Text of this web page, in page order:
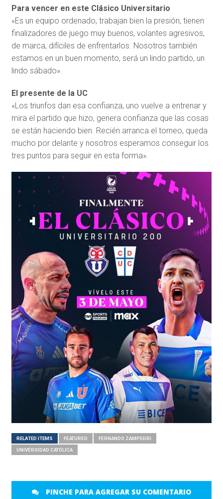
Para vencer en este Clásico Universitario
«Es un equipo ordenado, trabajan bien la presión, tienen
finalizadores de juego muy buenos, volantes agresivos,
de marca, difíciles de enfrentarlos. Nosotros también
estamos en un buen momento, será un lindo partido, un
lindo sábado».
El presente de la UC
«Los triunfos dan esa confianza, uno vuelve a entrenar y
mira el partido que hizo, genera confianza que las cosas
se están haciendo bien. Recién arranca el torneo, queda
mucho por delante y nosotros esperamos conseguir los
tres puntos para seguir en esta forma».
RELATED ITEMS FEATURED FERNANDO ZAMPEDRI
UNIVERSIDAD CATÓLICA
PINCHE PARA AGREGAR SU COMENTARIO